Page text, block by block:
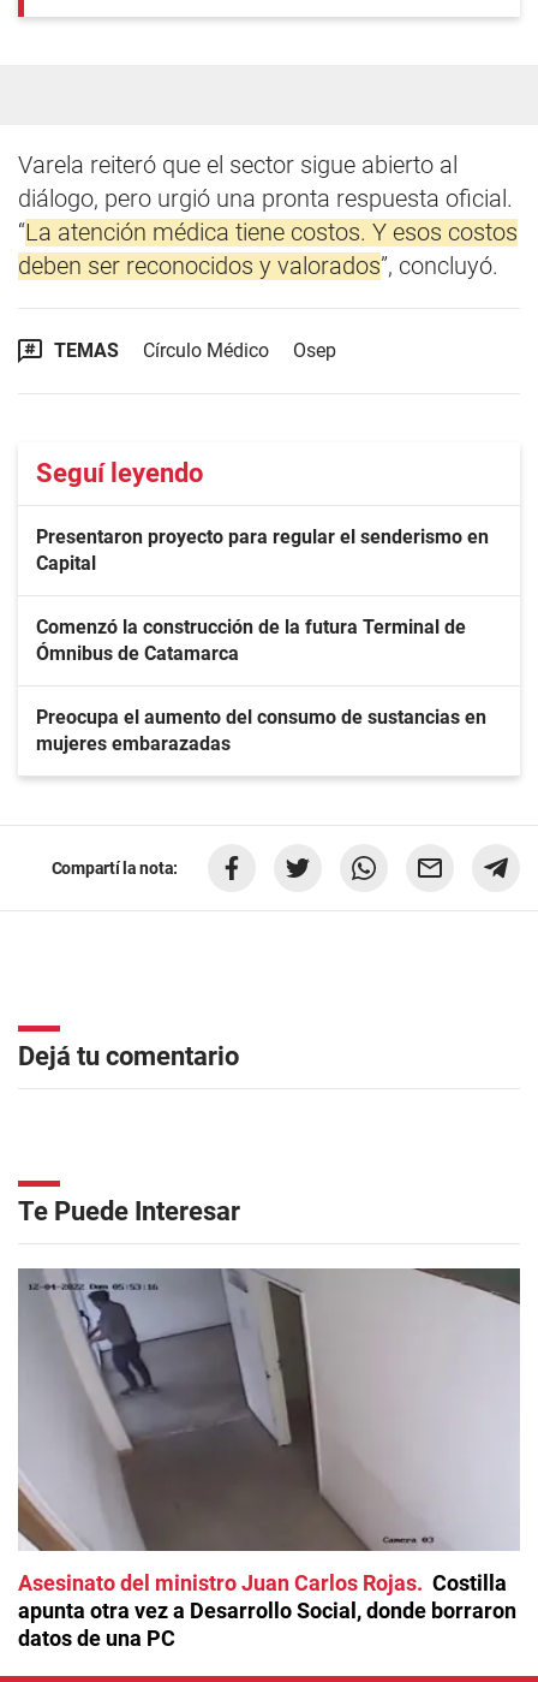
Varela reiteró que el sector sigue abierto al
diálogo, pero urgió una pronta respuesta oficial.
“La atención médica tiene costos. Y esos costos
deben ser reconocidos y valorados”, concluyó.
TEMAS Círculo Médico Osep
Seguí leyendo
Presentaron proyecto para regular el senderismo en
Capital
Comenzó la construcción de la futura Terminal de
Ómnibus de Catamarca
Preocupa el aumento del consumo de sustancias en
mujeres embarazadas
Compartí la nota:
Dejá tu comentario
Te Puede Interesar
Asesinato del ministro Juan Carlos Rojas
Costilla
apunta otra vez a Desarrollo Social, donde borraron
datos de una PC